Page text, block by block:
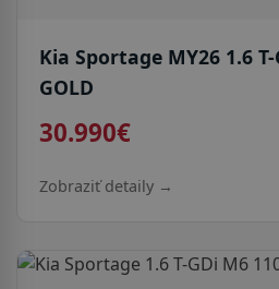
Kia Sportage MY26 1.6
GOLD
30.990€
Zobraziť detaily →